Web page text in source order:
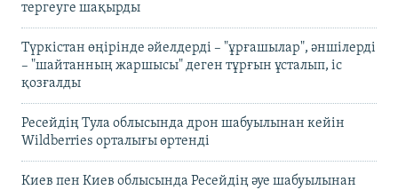
тергеуге шақырды
Түркістан өңірінде әйелдерді – "ұрғашылар", әншілерді
– "шайтанның жаршысы" деген тұрғын ұсталып, іс
қозғалды
Ресейдің Тула облысында дрон шабуылынан кейін
Wildberries орталығы өртенді
Киев пен Киев облысында Ресейдің әуе шабуылынан